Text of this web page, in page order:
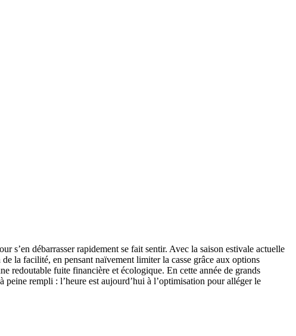
s’en débarrasser rapidement se fait sentir. Avec la saison estivale actuelle
la facilité, en pensant naïvement limiter la casse grâce aux options
redoutable fuite financière et écologique. En cette année de grands
rempli : l’heure est aujourd’hui à l’optimisation pour alléger le